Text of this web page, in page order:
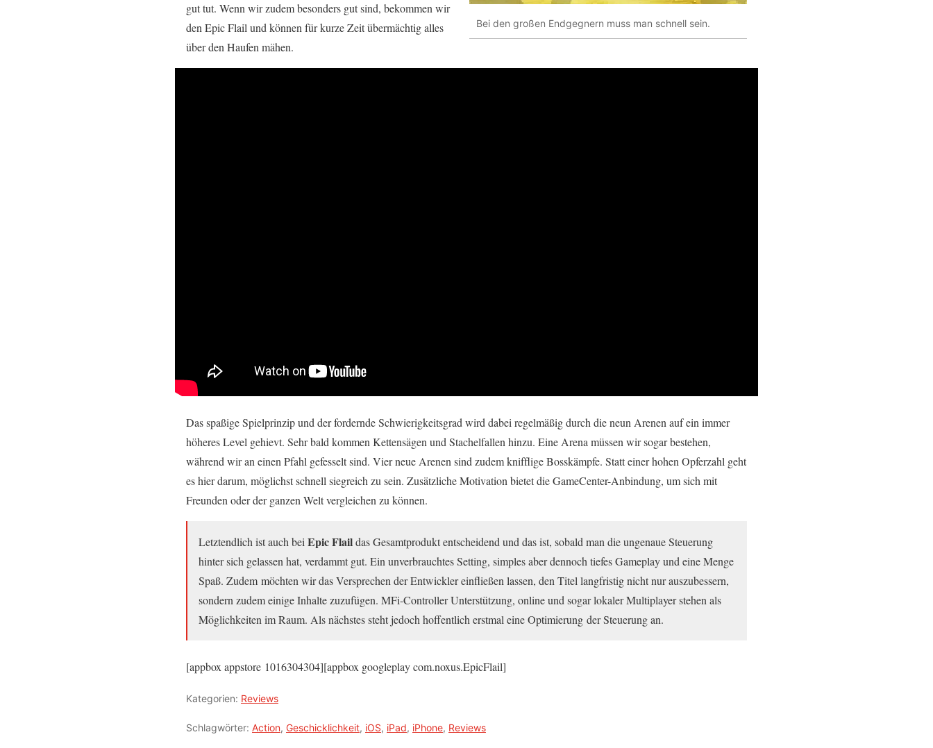
Bei den großen Endgegnern muss man schnell sein.
gut tut. Wenn wir zudem besonders gut sind, bekommen wir
den Epic Flail und können für kurze Zeit übermächtig alles
über den Haufen mähen.
Das spaßige Spielprinzip und der fordernde Schwierigkeitsgrad wird dabei regelmäßig durch die neun Arenen auf ein immer
höheres Level gehievt. Sehr bald kommen Kettensägen und Stachelfallen hinzu. Eine Arena müssen wir sogar bestehen,
während wir an einen Pfahl gefesselt sind. Vier neue Arenen sind zudem knifﬂige Bosskämpfe. Statt einer hohen Opferzahl geht
es hier darum, möglichst schnell siegreich zu sein. Zusätzliche Motivation bietet die GameCenter-Anbindung, um sich mit
Freunden oder der ganzen Welt vergleichen zu können.
Letztendlich ist auch bei Epic Flaildas Gesamtprodukt entscheidend und das ist, sobald man die ungenaue Steuerung
hinter sich gelassen hat, verdammt gut. Ein unverbrauchtes Setting, simples aber dennoch tiefes Gameplay und eine Menge
Spaß. Zudem möchten wir das Versprechen der Entwickler einﬂießen lassen, den Titel langfristig nicht nur auszubessern,
sondern zudem einige Inhalte zuzufügen. MFi-Controller Unterstützung, online und sogar lokaler Multiplayer stehen als
Möglichkeiten im Raum. Als nächstes steht jedoch hoffentlich erstmal eine Optimierung der Steuerung an.
[appbox appstore 1016304304][appbox googleplay com.noxus.EpicFlail]
Kategorien: Reviews
Schlagwörter: Action, Geschicklichkeit, iOS, iPad, iPhone, Reviews